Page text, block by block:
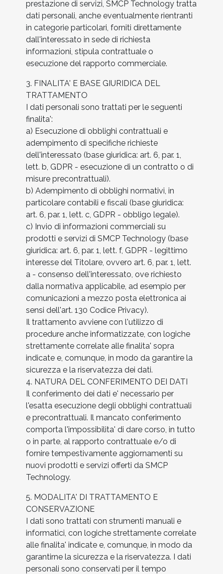
prestazione di servizi, SMCP Technology tratta
dati personali, anche eventualmente rientranti
in categorie particolari, forniti direttamente
dall'interessato in sede di richiesta
informazioni, stipula contrattuale o
esecuzione del rapporto commerciale.
3. FINALITA' E BASE GIURIDICA DEL
TRATTAMENTO
I dati personali sono trattati per le seguenti
finalita':
a) Esecuzione di obblighi contrattuali e
adempimento di specifiche richieste
dell'interessato (base giuridica: art. 6, par. 1,
lett. b, GDPR - esecuzione di un contratto o di
misure precontrattuali).
b) Adempimento di obblighi normativi, in
particolare contabili e fiscali (base giuridica:
art. 6, par. 1, lett. c, GDPR - obbligo legale).
c) Invio di informazioni commerciali su
prodotti e servizi di SMCP Technology (base
giuridica: art. 6, par. 1, lett. f, GDPR - legittimo
interesse del Titolare, ovvero art. 6, par. 1, lett.
a - consenso dell'interessato, ove richiesto
dalla normativa applicabile, ad esempio per
comunicazioni a mezzo posta elettronica ai
sensi dell'art. 130 Codice Privacy).
Il trattamento avviene con l'utilizzo di
procedure anche informatizzate, con logiche
strettamente correlate alle finalita' sopra
indicate e, comunque, in modo da garantire la
sicurezza e la riservatezza dei dati.
4. NATURA DEL CONFERIMENTO DEI DATI
Il conferimento dei dati e' necessario per
l'esatta esecuzione degli obblighi contrattuali
e precontrattuali. Il mancato conferimento
comporta l'impossibilita' di dare corso, in tutto
o in parte, al rapporto contrattuale e/o di
fornire tempestivamente aggiornamenti su
nuovi prodotti e servizi offerti da SMCP
Technology.
5. MODALITA' DI TRATTAMENTO E
CONSERVAZIONE
I dati sono trattati con strumenti manuali e
informatici, con logiche strettamente correlate
alle finalita' indicate e, comunque, in modo da
garantirne la sicurezza e la riservatezza. I dati
personali sono conservati per il tempo